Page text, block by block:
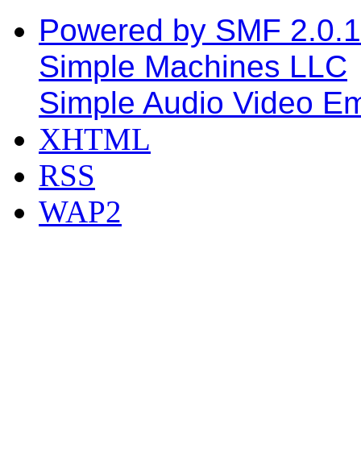
Powered by SMF
Simple Machines LLC
Simple Audio Video
XHTML
RSS
WAP2